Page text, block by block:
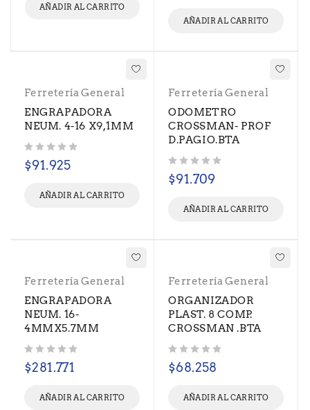
AÑADIR AL CARRITO
AÑADIR AL CARRITO
Ferretería General
ENGRAPADORA
NEUM. 4-16 X9,1MM
$91.925
AÑADIR AL CARRITO
Ferretería General
ODOMETRO
CROSSMAN- PROF
D.PAGIO.BTA
$91.709
AÑADIR AL CARRITO
Ferretería General
ENGRAPADORA
NEUM. 16-
4MMX5.7MM
$281.771
AÑADIR AL CARRITO
Ferretería General
ORGANIZADOR
PLAST. 8 COMP.
CROSSMAN .BTA
$68.258
AÑADIR AL CARRITO